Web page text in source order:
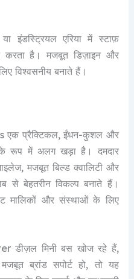
इंडस्ट्रियल एरिया में स्टाफ़
करता है। मजबूत डिज़ाइन और
विश्वसनीय बनाते हैं।
प्रैक्टिकल, ईंधन-कुशल और
के रूप में अलग खड़ा है। दमदार
मजबूत बिल्ड क्वालिटी और
से बेहतरीन विकल्प बनाते हैं।
मालिकों और संस्थाओं के लिए
डीज़ल मिनी बस खोज रहे हैं,
ब्रांड सपोर्ट हो, तो यह